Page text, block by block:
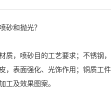
和抛光？
，喷砂目的工艺要求；不锈钢
，表面强化、光饰作用；铜质
工及效果图案。